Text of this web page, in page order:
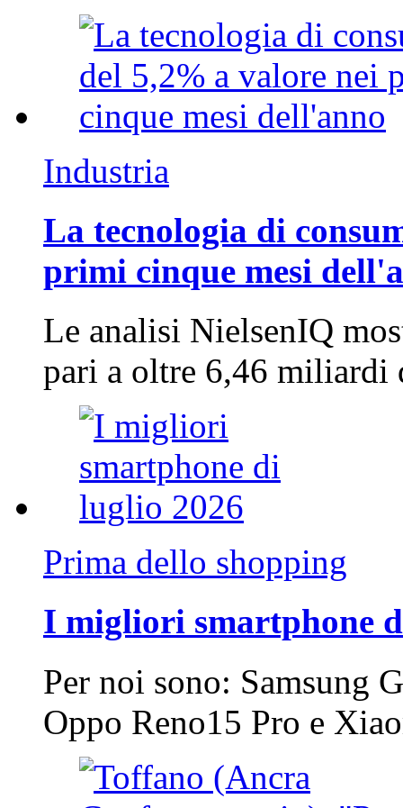
Industria
La tecnologia di
primi cinque mesi
Le analisi NielsenIQ
pari a oltre 6,46
Prima dello shopping
I migliori smartphone
Per noi sono: Samsung
Oppo Reno15 Pro e